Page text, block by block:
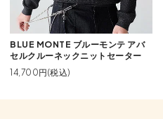
BLUE MONTE ブルーモンテ アバ
セルクルーネックニットセーター
14,700円(税込)